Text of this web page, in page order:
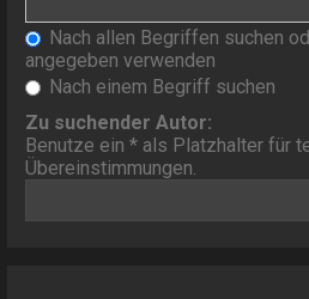
Nach allen Begriffen suchen
angegeben verwenden
Nach einem Begriff suchen
Zu suchender Autor:
Benutze ein * als Platzhalter für
Übereinstimmungen.